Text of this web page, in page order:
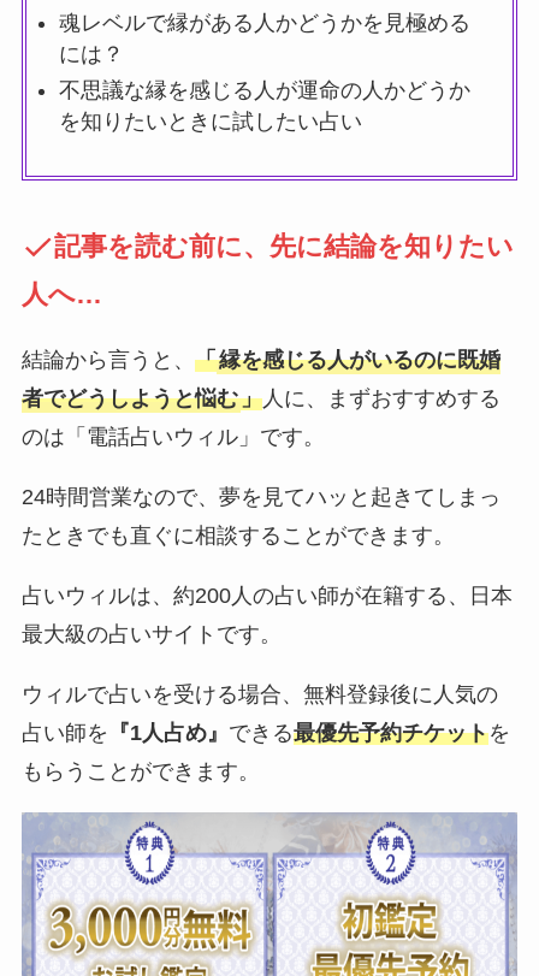
魂レベルで縁がある人かどうかを見極める
には？
不思議な縁を感じる人が運命の人かどうか
を知りたいときに試したい占い
記事を読む前に、先に結論を知りたい
人へ…
結論から言うと、 「縁を感じる人がいるのに既婚
者でどうしようと悩む」人に、まずおすすめする
のは「電話占いウィル」です。
24時間営業なので、夢を見てハッと起きてしまっ
たときでも直ぐに相談することができます。
占いウィルは、約200人の占い師が在籍する、日本
最大級の占いサイトです。
ウィルで占いを受ける場合、無料登録後に人気の
占い師を 『1人占め』 できる最優先予約チケットを
もらうことができます。